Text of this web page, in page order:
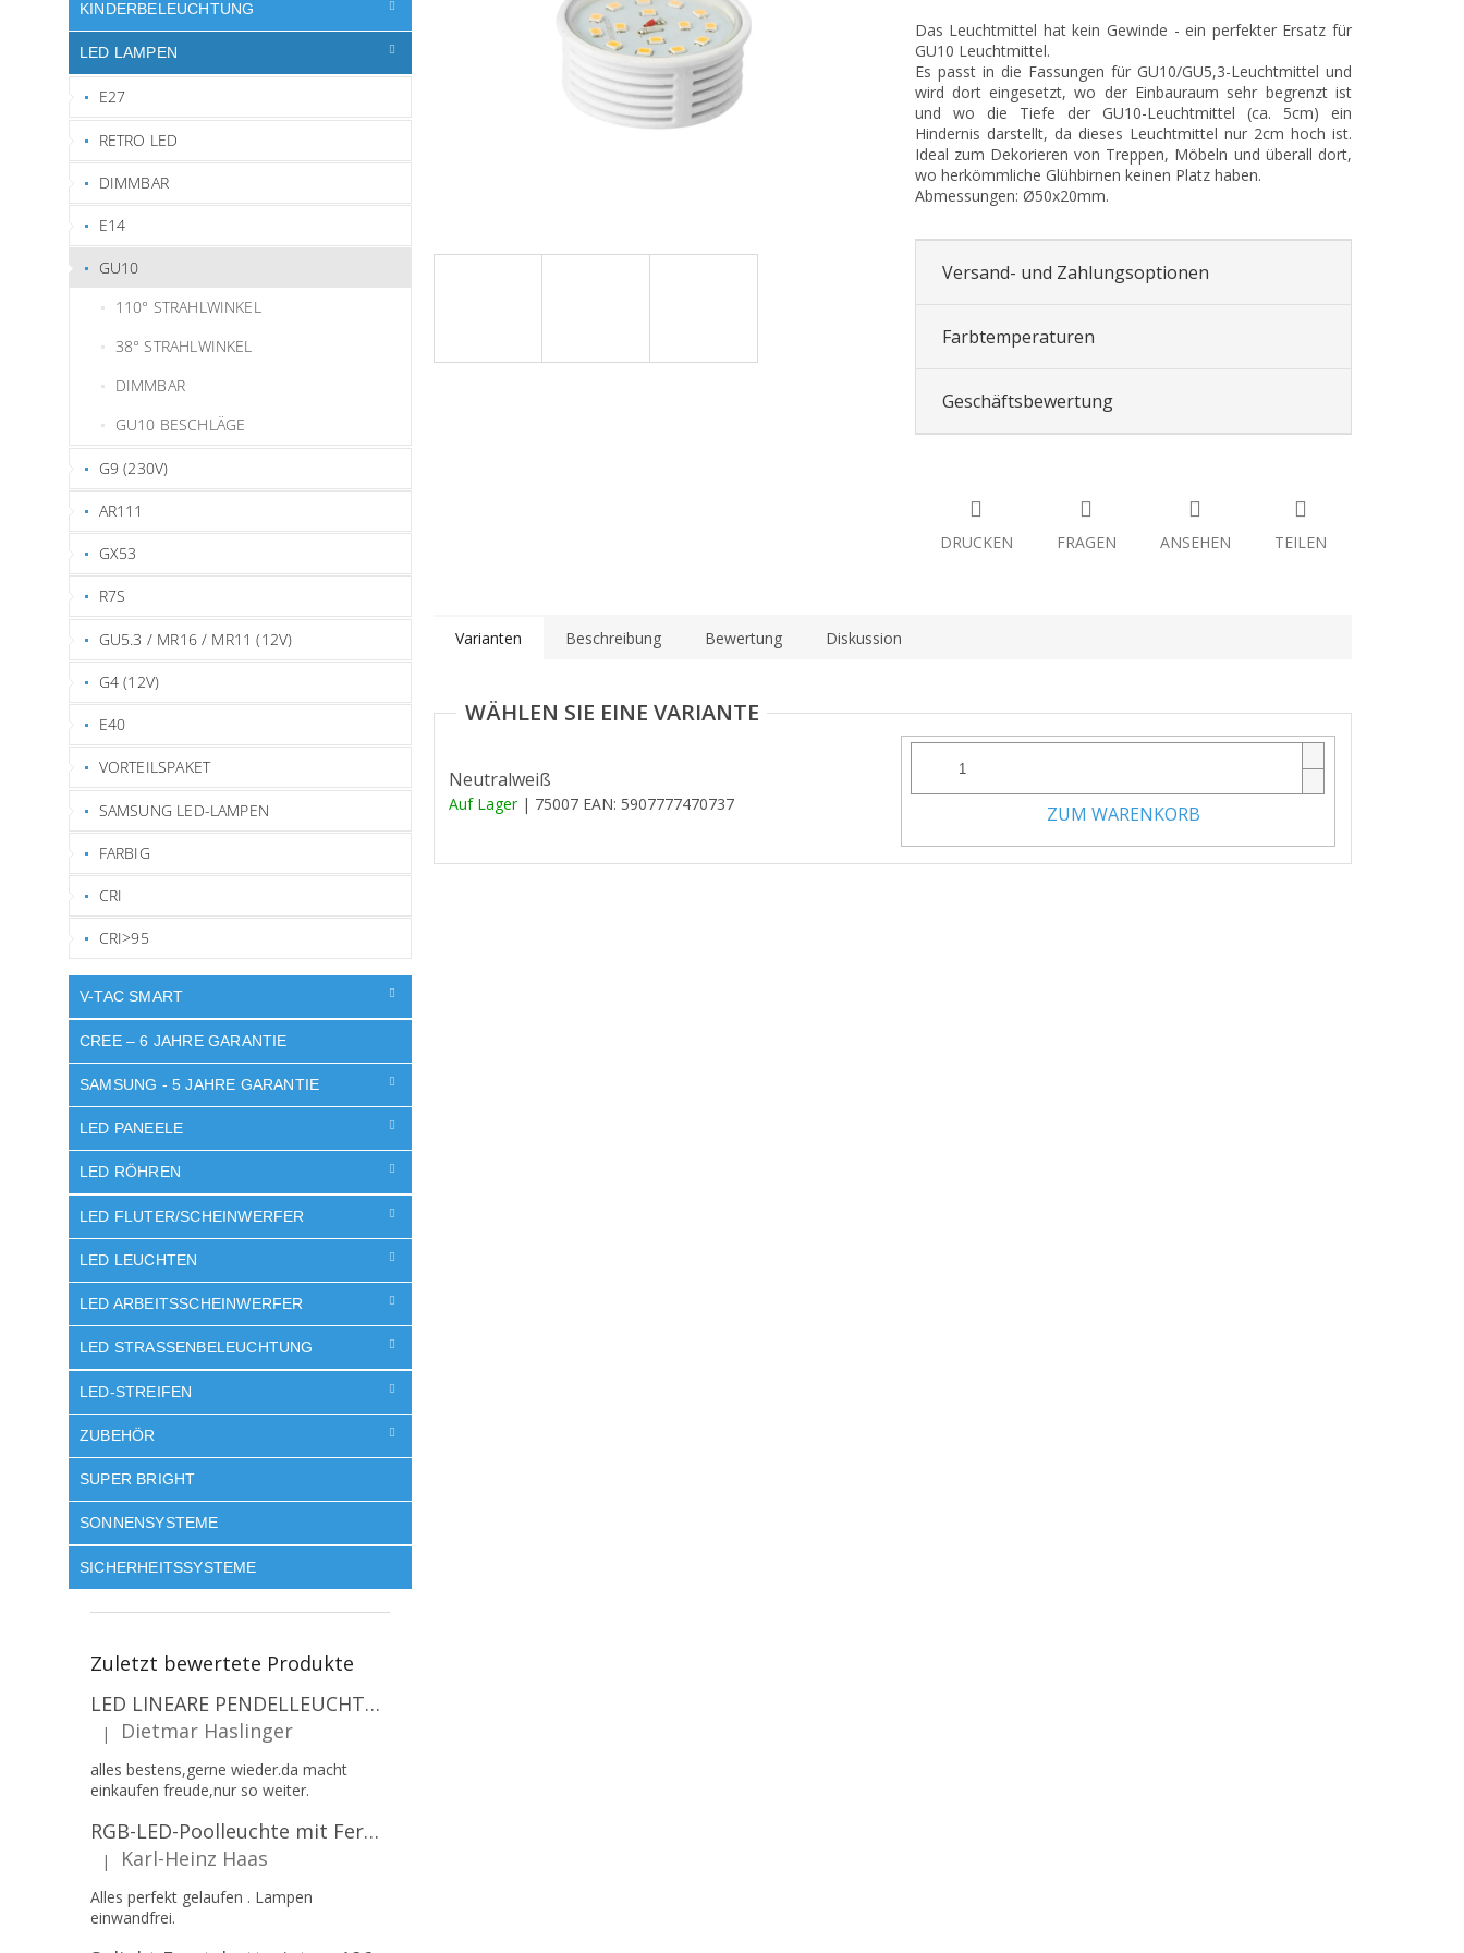
KINDERBELEUCHTUNG
LED LAMPEN
E27
RETRO LED
DIMMBAR
E14
GU10
110° STRAHLWINKEL
38° STRAHLWINKEL
DIMMBAR
GU10 BESCHLÄGE
G9 (230V)
AR111
GX53
R7S
GU5.3 / MR16 / MR11 (12V)
G4 (12V)
E40
VORTEILSPAKET
SAMSUNG LED-LAMPEN
FARBIG
CRI
CRI>95
V-TAC SMART
CREE – 6 JAHRE GARANTIE
SAMSUNG - 5 JAHRE GARANTIE
LED PANEELE
LED RÖHREN
LED FLUTER/SCHEINWERFER
LED LEUCHTEN
LED ARBEITSSCHEINWERFER
LED STRASSENBELEUCHTUNG
LED-STREIFEN
ZUBEHÖR
SUPER BRIGHT
SONNENSYSTEME
SICHERHEITSSYSTEME
Zuletzt bewertete Produkte
LED LINEARE PENDELLEUCHTE EXECULINE 120CM, 30W, 3750LM, 96°, 4000K, IP20, WEISS [207806]
Die Produktbewertung beträgt 5 von 5 Sternen.
| Dietmar Haslinger
alles bestens,gerne wieder.da macht
einkaufen freude,nur so weiter.
RGB-LED-Poolleuchte mit Fernbedienung, 12W, 1260lm, PAR56, 12V, 1+1 gratis!
Die Produktbewertung beträgt 5 von 5 Sternen.
| Karl-Heinz Haas
Alles perfekt gelaufen . Lampen
einwandfrei.
Das Leuchtmittel hat kein Gewinde - ein perfekter Ersatz für
GU10 Leuchtmittel.
Es passt in die Fassungen für GU10/GU5,3-Leuchtmittel und
wird dort eingesetzt, wo der Einbauraum sehr begrenzt ist
und wo die Tiefe der GU10-Leuchtmittel (ca. 5cm) ein
Hindernis darstellt, da dieses Leuchtmittel nur 2cm hoch ist.
Ideal zum Dekorieren von Treppen, Möbeln und überall dort,
wo herkömmliche Glühbirnen keinen Platz haben.
Abmessungen: Ø50x20mm.
Versand- und Zahlungsoptionen
Farbtemperaturen
Geschäftsbewertung
DRUCKEN FRAGEN ANSEHEN TEILEN
Varianten Beschreibung Bewertung Diskussion
Neutralweiß
Auf Lager | 75007 EAN: 5907777470737 ZUM WARENKORB